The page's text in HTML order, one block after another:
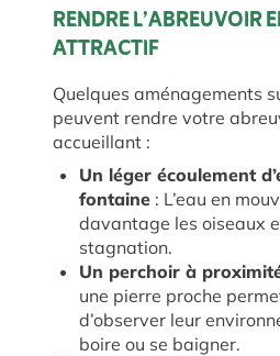
RENDRE L’ABREUVOIR
ATTRACTIF
Quelques aménagements
peuvent rendre votre
accueillant :
Un léger écoulement
fontaine : L’eau en
davantage les oiseaux
stagnation.
Un perchoir à
une pierre proche
d’observer leur
boire ou se baigner.